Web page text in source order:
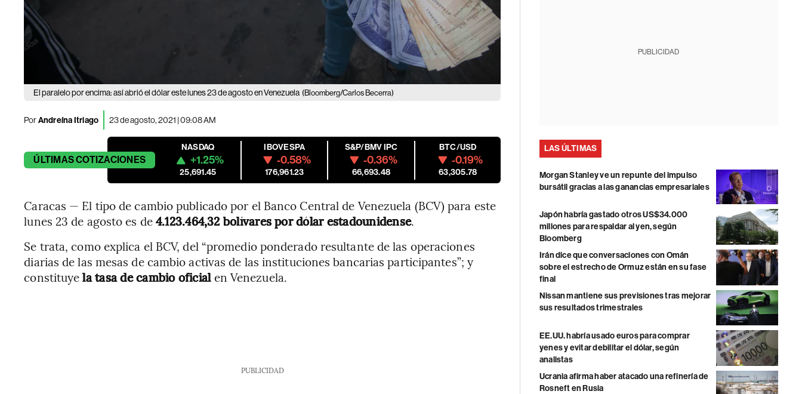
El paralelo por encima: así abrió el dólar este lunes 23 de agosto en Venezuela (Bloomberg/Carlos Becerra)
PorAndreína Itriago 23 de agosto, 2021 | 09:08 AM
ÚLTIMASCOTIZACIONES
NASDAQ
+1.25%
25,691.45
IBOVESPA
-0.58%
176,961.23
S&P/BMV IPC
-0.36%
66,693.48
BTC/USD
-0.19%
63,305.78
Caracas — El tipo de cambio publicado por el Banco Central de Venezuela (BCV) para este
lunes 23 de agosto es de4.123.464,32 bolívares por dólar estadounidense.
Se trata, como explica el BCV, del “promedio ponderado resultante de las operaciones
diarias de las mesas de cambio activas de las instituciones bancarias participantes”; y
constituyela tasa de cambio oficialen Venezuela.
PUBLICIDAD
PUBLICIDAD
LAS ÚLTIMAS
Morgan Stanley ve un repunte del impulso
bursátil gracias a las ganancias empresariales
Japón habría gastado otros US$34.000
millones para respaldar al yen, según
Bloomberg
Irán dice que conversaciones con Omán
sobre el estrecho de Ormuz están en su fase
final
Nissan mantiene sus previsiones tras mejorar
sus resultados trimestrales
EE.UU. habría usado euros para comprar
yenes y evitar debilitar el dólar, según
analistas
Ucrania afirma haber atacado una refinería de
Rosneft en Rusia